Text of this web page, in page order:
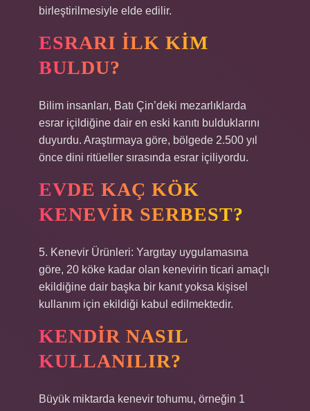
birleştirilmesiyle elde edilir.
ESRARI ILK KIM
BULDU?
Bilim insanları, Batı Çin’deki mezarlıklarda
esrar içildiğine dair en eski kanıtı bulduklarını
duyurdu. Araştırmaya göre, bölgede 2.500 yıl
önce dini ritüeller sırasında esrar içiliyordu.
EVDE KAÇ KÖK
KENEVIR SERBEST?
5. Kenevir Ürünleri: Yargıtay uygulamasına
göre, 20 köke kadar olan kenevirin ticari amaçlı
ekildiğine dair başka bir kanıt yoksa kişisel
kullanım için ekildiği kabul edilmektedir.
KENDIR NASIL
KULLANILIR?
Büyük miktarda kenevir tohumu, örneğin 1